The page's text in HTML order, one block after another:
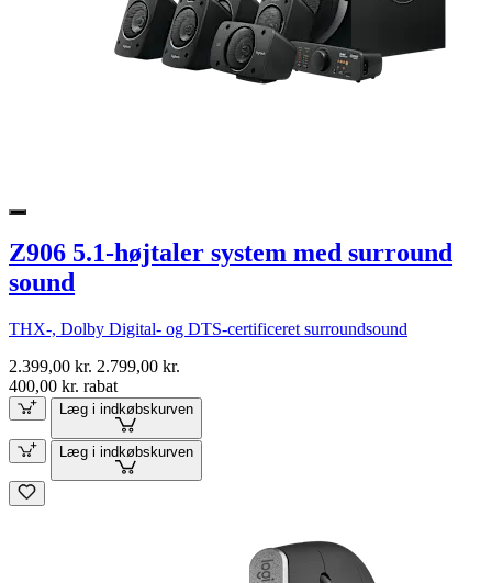
Z906 5.1-højtaler system med surround
sound
THX-, Dolby Digital- og DTS-certificeret surroundsound
2.399,00 kr. 2.799,00 kr.
400,00 kr. rabat
Læg i indkøbskurven
Læg i indkøbskurven